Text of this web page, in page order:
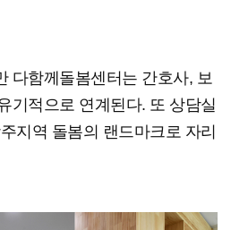
다함께돌봄센터는 간호사, 보
기적으로 연계된다. 또 상담실
지역 돌봄의 랜드마크로 자리